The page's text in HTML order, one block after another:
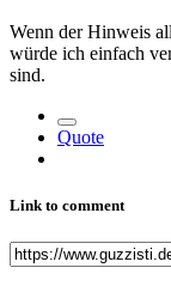
Wenn der Hinweis
würde ich einfach
sind.
Quote
Link to comment